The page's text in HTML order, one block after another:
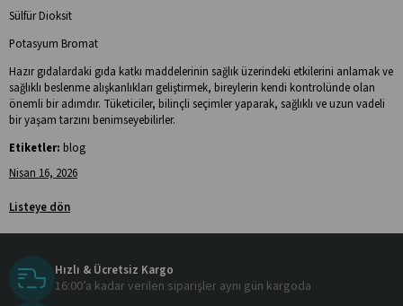
Sülfür Dioksit
Potasyum Bromat
Hazır gıdalardaki gıda katkı maddelerinin sağlık üzerindeki etkilerini anlamak ve
sağlıklı beslenme alışkanlıkları geliştirmek, bireylerin kendi kontrolünde olan
önemli bir adımdır. Tüketiciler, bilinçli seçimler yaparak, sağlıklı ve uzun vadeli
bir yaşam tarzını benimseyebilirler.
Etiketler: blog
Nisan 16, 2026
Listeye dön
Hızlı & Ücretsiz Kargo
16:00’a kadar verilen siparişler aynı gün kargoda